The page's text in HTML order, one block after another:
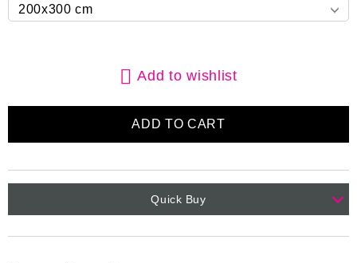
Add to wishlist
Quick Buy